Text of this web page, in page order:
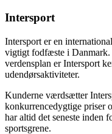
Intersport
Intersport er en
vigtigt fodfæste i Danmark.
verdensplan er Intersport
udendørsaktiviteter.
Kunderne værdsætter
konkurrencedygtige priser
har altid det seneste inden
sportsgrene.